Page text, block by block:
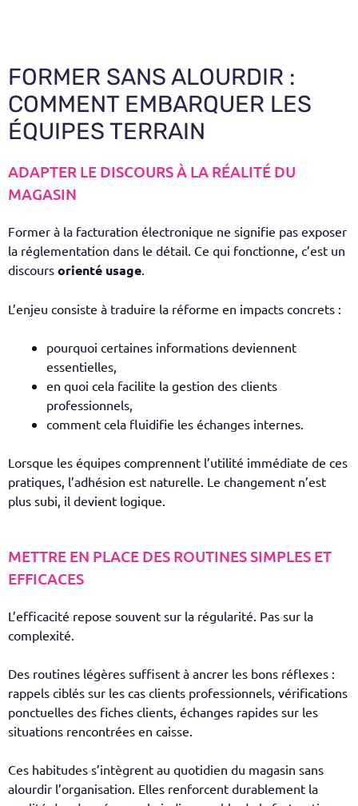
FORMER SANS ALOURDIR :
COMMENT EMBARQUER LES
ÉQUIPES TERRAIN
ADAPTER LE DISCOURS À LA RÉALITÉ DU
MAGASIN
Former à la facturation électronique ne signifie pas exposer
la réglementation dans le détail. Ce qui fonctionne, c’est un
discours orienté usage.
L’enjeu consiste à traduire la réforme en impacts concrets :
pourquoi certaines informations deviennent
essentielles,
en quoi cela facilite la gestion des clients
professionnels,
comment cela fluidifie les échanges internes.
Lorsque les équipes comprennent l’utilité immédiate de ces
pratiques, l’adhésion est naturelle. Le changement n’est
plus subi, il devient logique.
METTRE EN PLACE DES ROUTINES SIMPLES ET
EFFICACES
L’efficacité repose souvent sur la régularité. Pas sur la
complexité.
Des routines légères suffisent à ancrer les bons réflexes :
rappels ciblés sur les cas clients professionnels, vérifications
ponctuelles des fiches clients, échanges rapides sur les
situations rencontrées en caisse.
Ces habitudes s’intègrent au quotidien du magasin sans
alourdir l’organisation. Elles renforcent durablement la